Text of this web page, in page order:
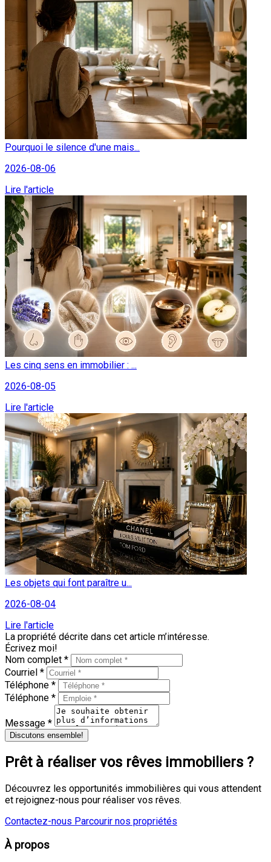
Pourquoi le silence d'une mais...
2026-08-06
Lire l'article
Les cinq sens en immobilier : ...
2026-08-05
Lire l'article
Les objets qui font paraître u...
2026-08-04
Lire l'article
La propriété décrite dans cet article m’intéresse.
Écrivez moi!
Nom complet *
Courriel *
Téléphone *
Téléphone *
Message *
Discutons ensemble!
Prêt à réaliser vos rêves immobiliers ?
Découvrez les opportunités immobilières qui vous attendent
et rejoignez-nous pour réaliser vos rêves.
Contactez-nous Parcourir nos propriétés
À propos